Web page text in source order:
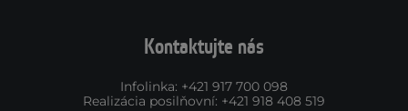
Kontaktujte nás
Infolinka: +421 917 700 098
Realizácia posilňovní: +421 918 408 519